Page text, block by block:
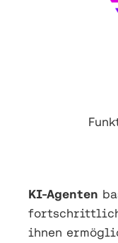
KI-Agenten
ihnen